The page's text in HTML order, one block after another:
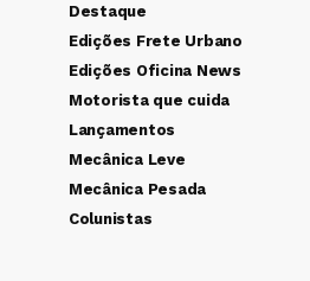
Destaque
Edições Frete Urbano
Edições Oficina News
Motorista que cuida
Lançamentos
Mecânica Leve
Mecânica Pesada
Colunistas